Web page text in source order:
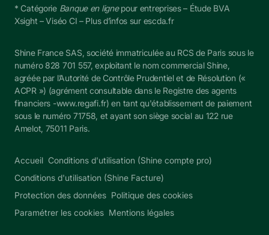
* Catégorie Banque en ligne pour entreprises – Étude BVA
Xsight – Viséo CI – Plus d’infos sur escda.fr
Shine France SAS, société immatriculée au RCS de Paris sous le
numéro 828 701 557, exploitant le nom commercial Shine,
agréée par l’Autorité de Contrôle Prudentiel et de Résolution («
ACPR ») (agrément consultable dans le Registre des agents
financiers -www.regafi.fr) en tant qu'établissement de paiement
sous le numéro 71758, et ayant son siège social au 122 rue
Amelot, 75011 Paris.
Accueil Conditions d'utilisation (Shine compte pro)
Conditions d'utilisation (Shine Facture)
Protection des données Politique des cookies
Paramétrer les cookies Mentions légales